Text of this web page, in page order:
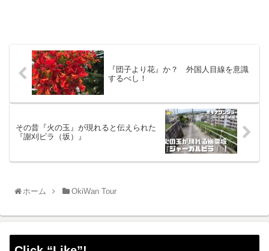
『団子より花』か？ 外国人目線を意識
するべし！
その昔『火の玉』が現れると伝えられた
『謝刈ビラ（坂）』
ホーム OkiWan Tour